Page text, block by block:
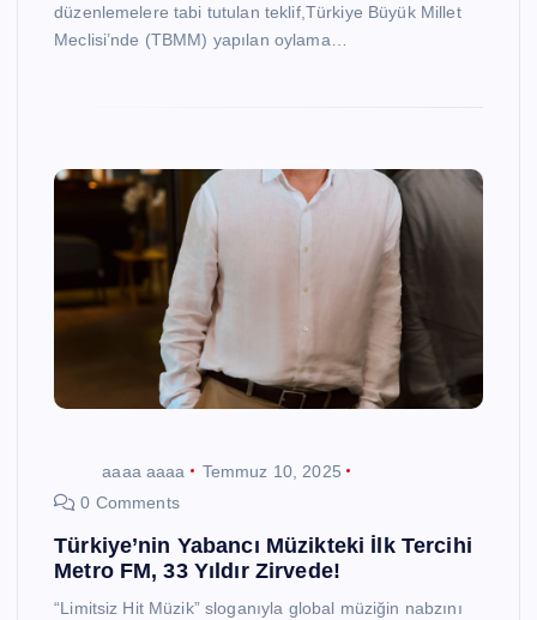
düzenlemelere tabi tutulan teklif,Türkiye Büyük Millet
Meclisi’nde (TBMM) yapılan oylama…
aaaa aaaa
Temmuz 10, 2025
0 Comments
Türkiye’nin Yabancı Müzikteki İlk Tercihi
Metro FM, 33 Yıldır Zirvede!
“Limitsiz Hit Müzik” sloganıyla global müziğin nabzını